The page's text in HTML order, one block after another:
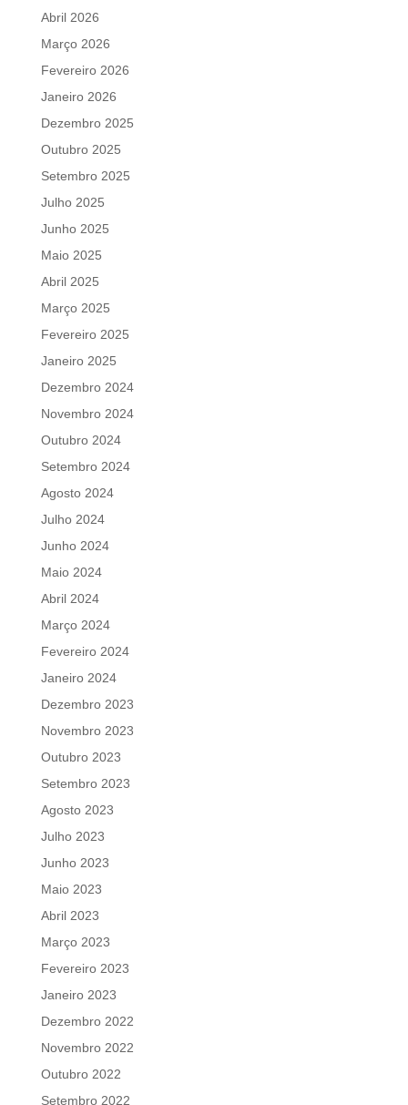
Abril 2026
Março 2026
Fevereiro 2026
Janeiro 2026
Dezembro 2025
Outubro 2025
Setembro 2025
Julho 2025
Junho 2025
Maio 2025
Abril 2025
Março 2025
Fevereiro 2025
Janeiro 2025
Dezembro 2024
Novembro 2024
Outubro 2024
Setembro 2024
Agosto 2024
Julho 2024
Junho 2024
Maio 2024
Abril 2024
Março 2024
Fevereiro 2024
Janeiro 2024
Dezembro 2023
Novembro 2023
Outubro 2023
Setembro 2023
Agosto 2023
Julho 2023
Junho 2023
Maio 2023
Abril 2023
Março 2023
Fevereiro 2023
Janeiro 2023
Dezembro 2022
Novembro 2022
Outubro 2022
Setembro 2022